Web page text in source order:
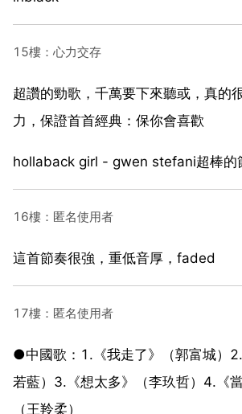
15樓：心力交存
超讚的勁歌，千萬要下來聽或，真的
力，保證首首經典：保你會喜歡
hollaback girl - gwen stefani超棒的
16樓：匿名使用者
這首節奏很強，重低音厚，faded
17樓：匿名使用者
●中國歌：1.《我走了》（郭富城）
若藍）3.《想太多》（李玖哲）4.《
（王羚柔）